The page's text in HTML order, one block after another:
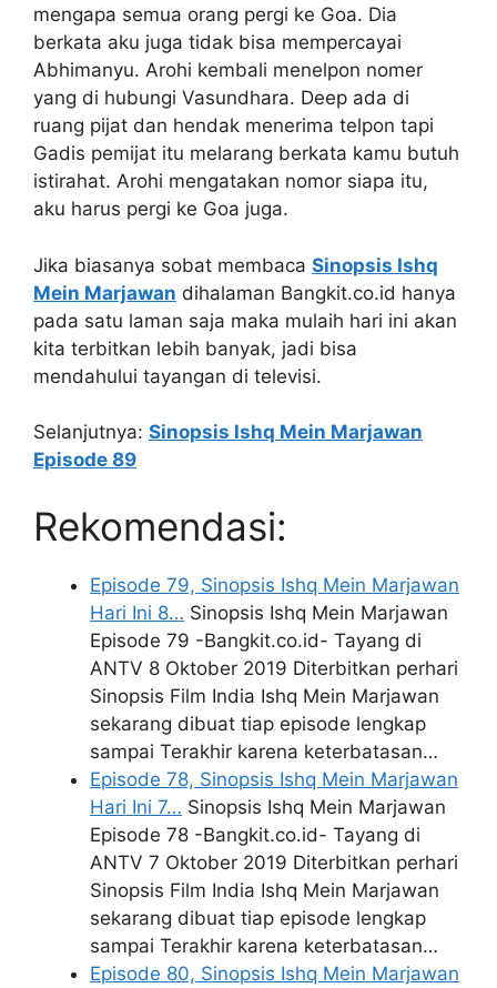
mengapa semua orang pergi ke Goa. Dia
berkata aku juga tidak bisa mempercayai
Abhimanyu. Arohi kembali menelpon nomer
yang di hubungi Vasundhara. Deep ada di
ruang pijat dan hendak menerima telpon tapi
Gadis pemijat itu melarang berkata kamu butuh
istirahat. Arohi mengatakan nomor siapa itu,
aku harus pergi ke Goa juga.
Jika biasanya sobat membaca Sinopsis Ishq
Mein Marjawan dihalaman Bangkit.co.id hanya
pada satu laman saja maka mulaih hari ini akan
kita terbitkan lebih banyak, jadi bisa
mendahului tayangan di televisi.
Selanjutnya: Sinopsis Ishq Mein Marjawan
Episode 89
Rekomendasi:
Episode 79, Sinopsis Ishq Mein Marjawan
Hari Ini 8… Sinopsis Ishq Mein Marjawan
Episode 79 -Bangkit.co.id- Tayang di
ANTV 8 Oktober 2019 Diterbitkan perhari
Sinopsis Film India Ishq Mein Marjawan
sekarang dibuat tiap episode lengkap
sampai Terakhir karena keterbatasan…
Episode 78, Sinopsis Ishq Mein Marjawan
Hari Ini 7… Sinopsis Ishq Mein Marjawan
Episode 78 -Bangkit.co.id- Tayang di
ANTV 7 Oktober 2019 Diterbitkan perhari
Sinopsis Film India Ishq Mein Marjawan
sekarang dibuat tiap episode lengkap
sampai Terakhir karena keterbatasan…
Episode 80, Sinopsis Ishq Mein Marjawan